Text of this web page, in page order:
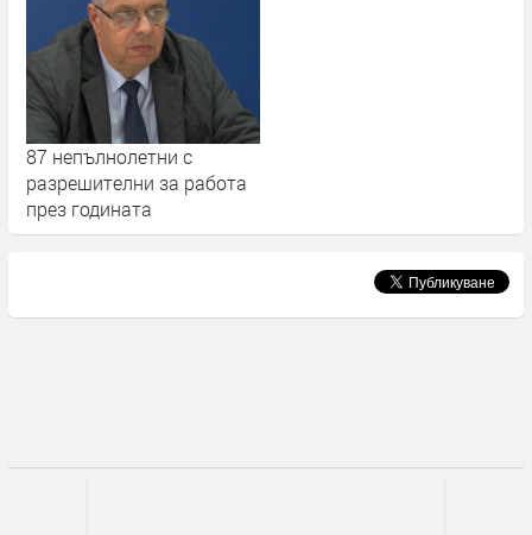
87 непълнолетни с
разрешителни за работа
през годината